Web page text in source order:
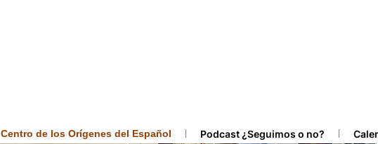
Centro de los Orígenes del Español Podcast ¿Seguimos o no?